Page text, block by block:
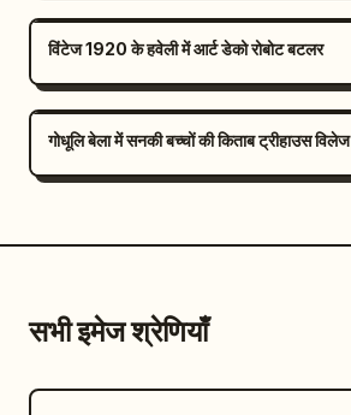
विंटेज 1920 के हवेली में आर्ट डेको रोबोट बटलर
गोधूलि बेला में सनकी बच्चों की किताब ट्रीहाउस विलेज
सभी इमेज श्रेणियाँ